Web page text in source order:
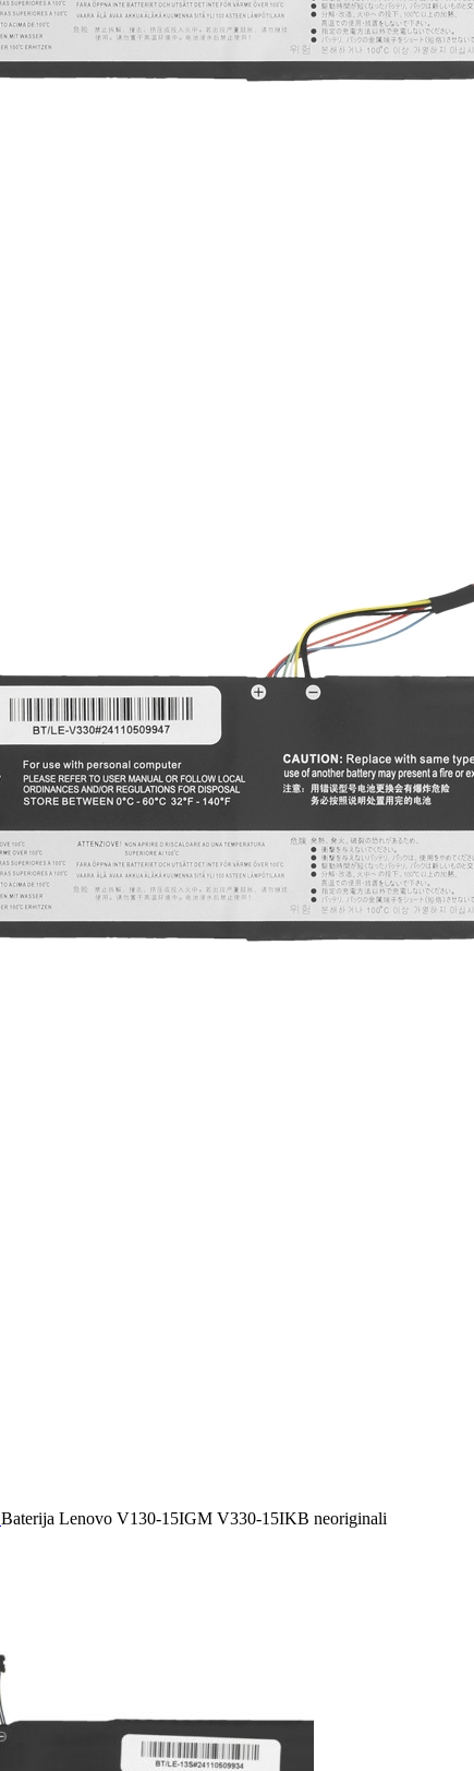
Baterija Lenovo V130-15IGM V330-15IKB neoriginali